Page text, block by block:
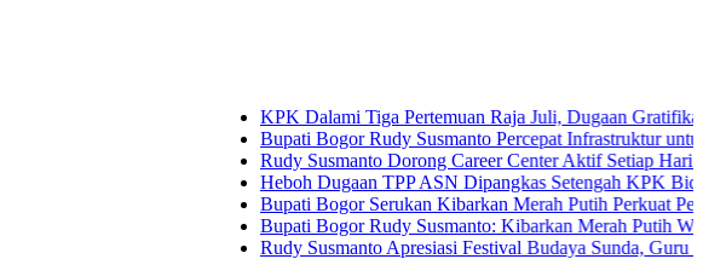
KPK Dalami Tiga Pertemuan Raja Juli, Dugaan Gratifikasi
Bupati Bogor Rudy Susmanto Percepat Infrastruktur untuk
Rudy Susmanto Dorong Career Center Aktif Setiap Hari Perluas
Heboh Dugaan TPP ASN Dipangkas Setengah KPK Bidik
Bupati Bogor Serukan Kibarkan Merah Putih Perkuat Persatuan
Bupati Bogor Rudy Susmanto: Kibarkan Merah Putih Wujud
Rudy Susmanto Apresiasi Festival Budaya Sunda, Guru PAUD